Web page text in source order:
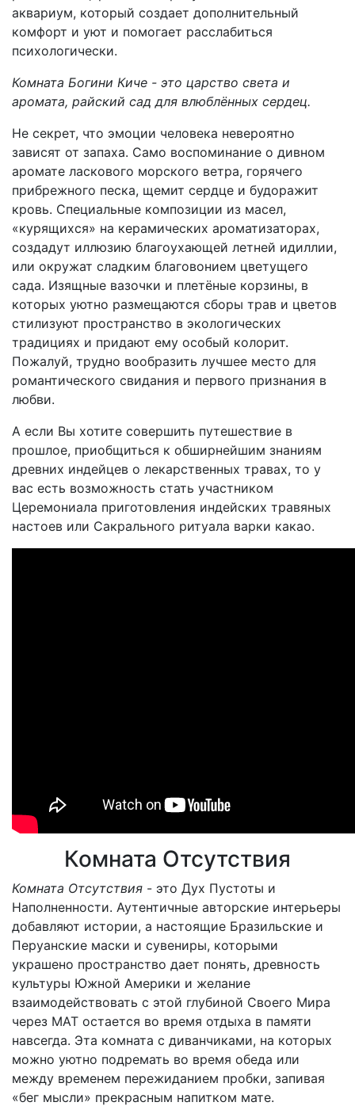
аквариум, который создает дополнительный
комфорт и уют и помогает расслабиться
психологически.
Комната Богини Киче - это царство света и
аромата, райский сад для влюблённых сердец.
Не секрет, что эмоции человека невероятно
зависят от запаха. Само воспоминание о дивном
аромате ласкового морского ветра, горячего
прибрежного песка, щемит сердце и будоражит
кровь. Специальные композиции из масел,
«курящихся» на керамических ароматизаторах,
создадут иллюзию благоухающей летней идиллии,
или окружат сладким благовонием цветущего
сада. Изящные вазочки и плетёные корзины, в
которых уютно размещаются сборы трав и цветов
стилизуют пространство в экологических
традициях и придают ему особый колорит.
Пожалуй, трудно вообразить лучшее место для
романтического свидания и первого признания в
любви.
А если Вы хотите совершить путешествие в
прошлое, приобщиться к обширнейшим знаниям
древних индейцев о лекарственных травах, то у
вас есть возможность стать участником
Церемониала приготовления индейских травяных
настоев или Сакрального ритуала варки какао.
Комната Отсутствия
Комната Отсутствия - это Дух Пустоты и
Наполненности. Аутентичные авторские интерьеры
добавляют истории, а настоящие Бразильские и
Перуанские маски и сувениры, которыми
украшено пространство дает понять, древность
культуры Южной Америки и желание
взаимодействовать с этой глубиной Своего Мира
через МАТ остается во время отдыха в памяти
навсегда. Эта комната с диванчиками, на которых
можно уютно подремать во время обеда или
между временем пережиданием пробки, запивая
«бег мысли» прекрасным напитком мате.